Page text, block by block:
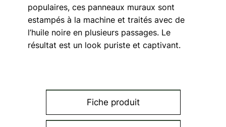
populaires, ces panneaux muraux sont
estampés à la machine et traités avec de
l’huile noire en plusieurs passages. Le
résultat est un look puriste et captivant.
Fiche produit